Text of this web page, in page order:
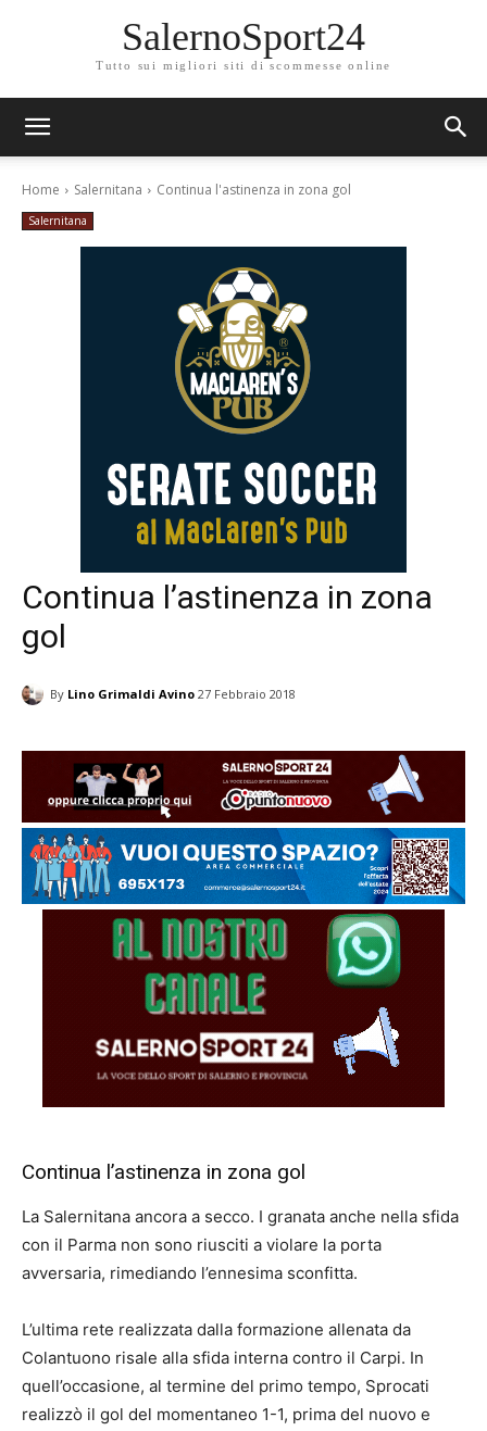
SalernoSport24
Tutto sui migliori siti di scommesse online
Home Salernitana Continua l'astinenza in zona gol
Salernitana
Continua l’astinenza in zona
gol
By Lino Grimaldi Avino 27 Febbraio 2018
Continua l’astinenza in zona gol
La Salernitana ancora a secco. I granata anche nella sfida
con il Parma non sono riusciti a violare la porta
avversaria, rimediando l’ennesima sconfitta.
L’ultima rete realizzata dalla formazione allenata da
Colantuono risale alla sfida interna contro il Carpi. In
quell’occasione, al termine del primo tempo, Sprocati
realizzò il gol del momentaneo 1-1, prima del nuovo e